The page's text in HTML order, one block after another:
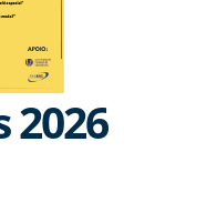
2026